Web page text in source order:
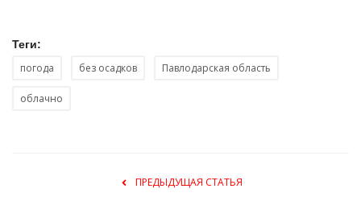
Теги:
погода без осадков Павлодарская область
облачно
ПРЕДЫДУЩАЯ СТАТЬЯ